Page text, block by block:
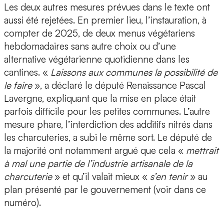
Les deux autres mesures prévues dans le texte ont
aussi été rejetées. En premier lieu, l’instauration, à
compter de 2025, de deux menus végétariens
hebdomadaires sans autre choix ou d’une
alternative végétarienne quotidienne dans les
cantines. « Laissons aux communes la possibilité de
le faire», a déclaré le député Renaissance Pascal
Lavergne, expliquant que la mise en place était
parfois difficile pour les petites communes. L’autre
mesure phare, l’interdiction des additifs nitrés dans
les charcuteries, a subi le même sort. Le député de
la majorité ont notamment argué que cela « mettrait
à mal une partie de l’industrie artisanale de la
charcuterie» et qu’il valait mieux « s’en tenir» au
plan présenté par le gouvernement (voir dans ce
numéro).